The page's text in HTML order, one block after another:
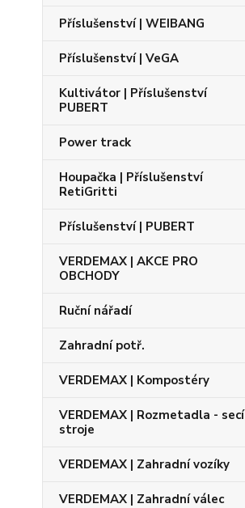
Příslušenství | WEIBANG
Příslušenství | VeGA
Kultivátor | Příslušenství
PUBERT
Power track
Houpačka | Příslušenství
RetiGritti
Příslušenství | PUBERT
VERDEMAX | AKCE PRO
OBCHODY
Ruční nářadí
Zahradní potř.
VERDEMAX | Kompostéry
VERDEMAX | Rozmetadla - secí
stroje
VERDEMAX | Zahradní vozíky
VERDEMAX | Zahradní válec